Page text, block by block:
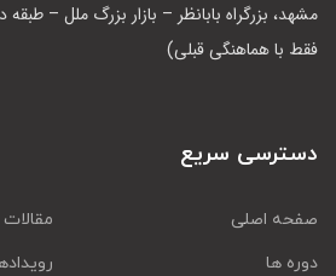
فقط با هماهنگی قبلی)
دسترسی سریع
صفحه اصلی
مقالات
دوره ها